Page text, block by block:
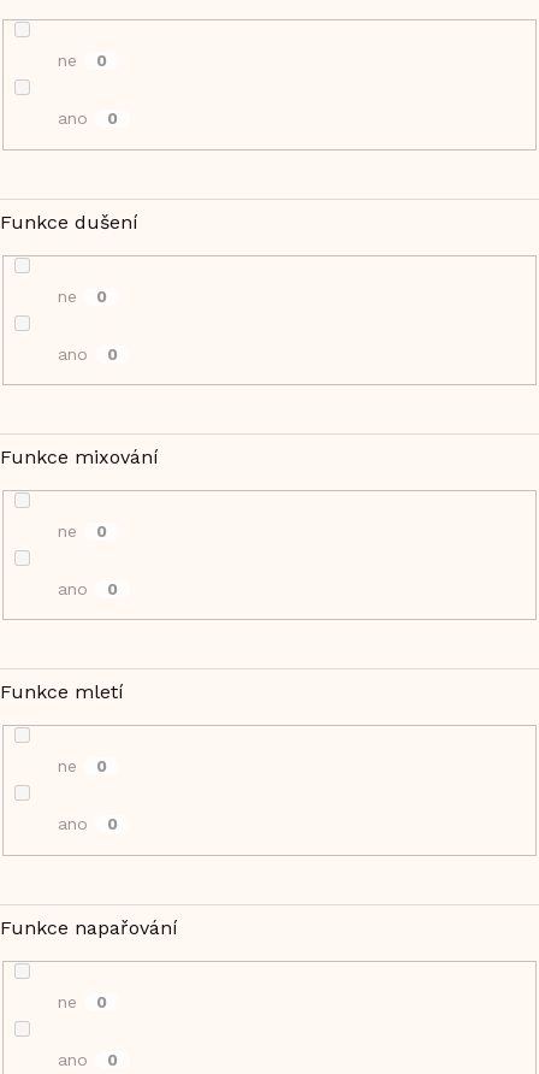
ne 0
ano 0
Funkce dušení
ne 0
ano 0
Funkce mixování
ne 0
ano 0
Funkce mletí
ne 0
ano 0
Funkce napařování
ne 0
ano 0